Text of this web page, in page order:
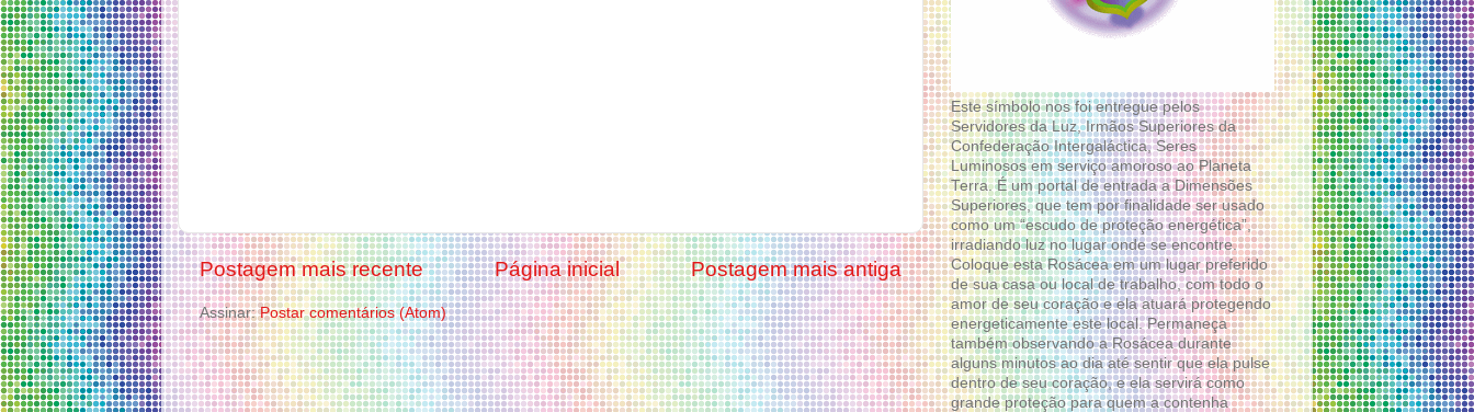
Postagem mais recente Postagem mais antiga
Página inicial
Assinar:Postar comentários (Atom)
Este símbolo nos foi entregue pelos
Servidores da Luz, Irmãos Superiores da
Confederação Intergaláctica, Seres
Luminosos em serviço amoroso ao Planeta
Terra. É um portal de entrada a Dimensões
Superiores, que tem por finalidade ser usado
como um “escudo de proteção energética”,
irradiando luz no lugar onde se encontre.
Coloque esta Rosácea em um lugar preferido
de sua casa ou local de trabalho, com todo o
amor de seu coração e ela atuará protegendo
energeticamente este local. Permaneça
também observando a Rosácea durante
alguns minutos ao dia até sentir que ela pulse
dentro de seu coração, e ela servirá como
grande proteção para quem a contenha